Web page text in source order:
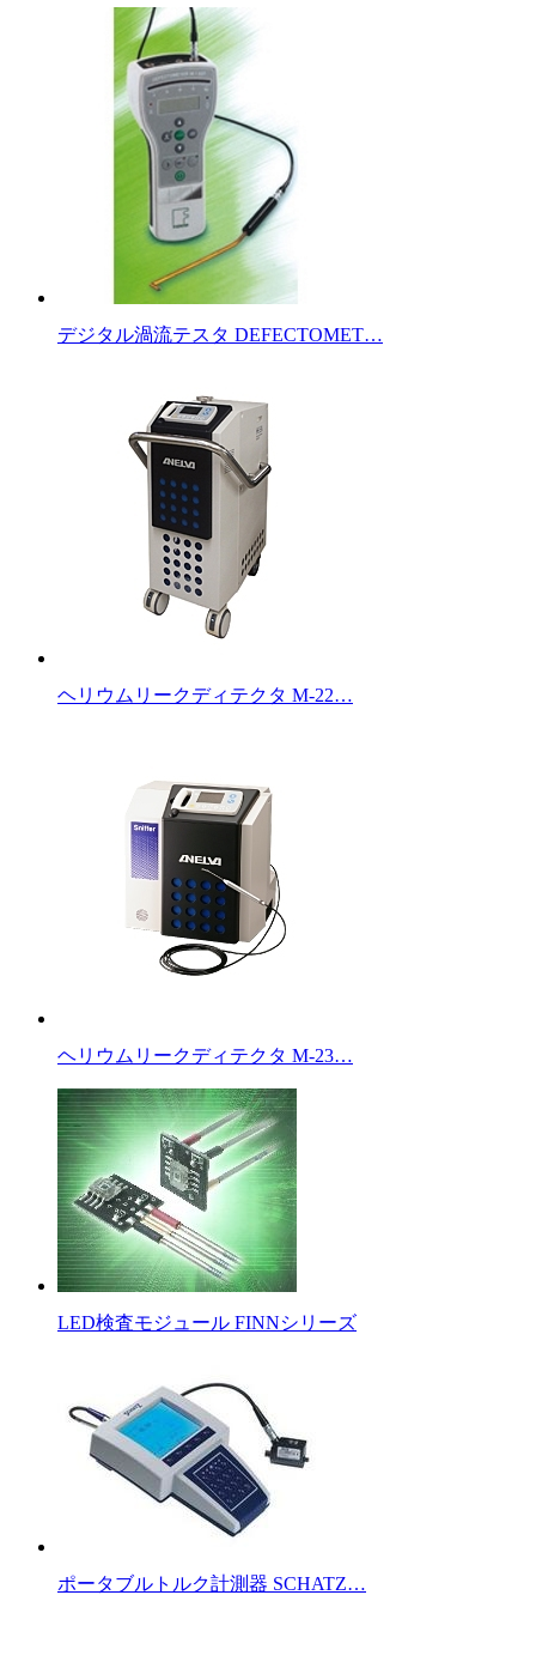
デジタル渦流テスタ DEFECTOMET…
ヘリウムリークディテクタ M-22…
ヘリウムリークディテクタ M-23…
LED検査モジュール FINNシリーズ
ポータブルトルク計測器 SCHATZ…